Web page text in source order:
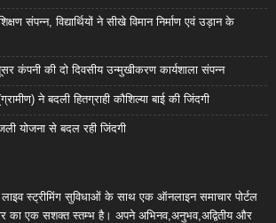
संपन्न, विद्यार्थियों ने सीखे विमान निर्माण एवं उड़ान के
कंपनी की दो दिवसीय उन्मुखीकरण कार्यशाला संपन्न
ने बदली हितग्राही कौशिल्या बाई की जिंदगी
योजना से बदल रही जिंदगी
स्ट्रीमिंग सुविधाओं के साथ एक ऑनलाइन समाचार पोर्टल
का एक सशक्त स्तम्भ है। अपने अभिनव,अनुभव,अद्वितीय और